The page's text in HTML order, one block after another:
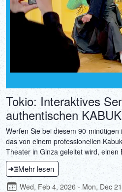
ESPAÑOL
Tokio: Interaktives
authentischen
Werfen Sie bei diesem 90-
das von einem professionellen
Theater in Ginza geleitet wird, einen
der berühmtesten darstellenden
Programm führt Sie durch die reiche
stellt Ihnen seine charakteristischen
Mehr lesen
Wed, Feb 4, 2026 - Mon, Dec